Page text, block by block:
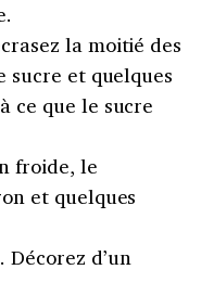
la moitié des
et quelques
ce que le sucre
froide, le
et quelques
d’un